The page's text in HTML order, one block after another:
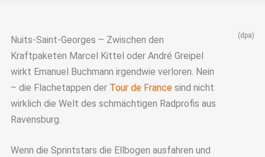
Ratgeber
Suche
Nuits-Saint-Georges – Zwischen den
Kraftpaketen Marcel Kittel oder André Greipel
wirkt Emanuel Buchmann irgendwie verloren. Nein
– die Flachetappen der Tour de Francesind nicht
wirklich die Welt des schmächtigen Radprofis aus
Ravensburg.
Wenn die Sprintstars die Ellbogen ausfahren und
(dpa)